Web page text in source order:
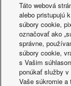
Táto webová
alebo pristupujú
súbory cookie,
označovať ako
správne,
súbory cookie,
s Vašim
ponúkať služby
Vaše súkromie